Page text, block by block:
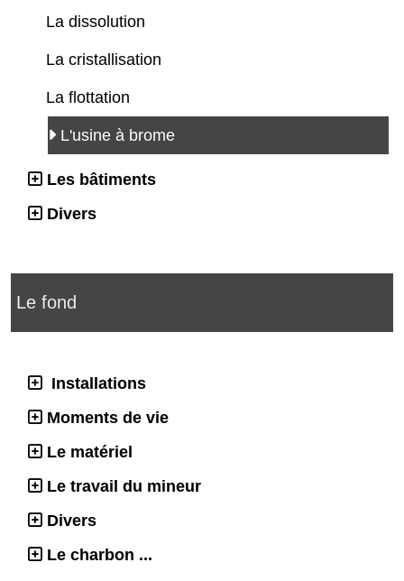
La dissolution
La cristallisation
La flottation
L'usine à brome
Les bâtiments
Divers
Le fond
Installations
Moments de vie
Le matériel
Le travail du mineur
Divers
Le charbon ...